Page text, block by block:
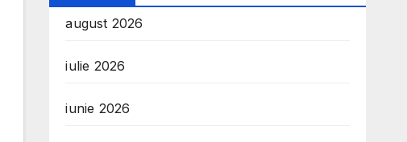
august 2026
iulie 2026
iunie 2026